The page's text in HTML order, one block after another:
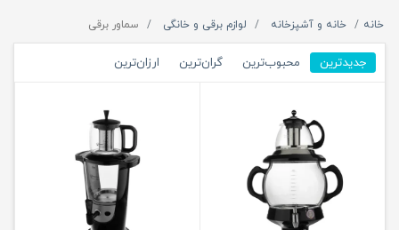
خانه خانه و آشپزخانه لوازم برقی و خانگی سماور برقی
جدیدترین محبوب‌ترین گران‌ترین ارزان‌ترین